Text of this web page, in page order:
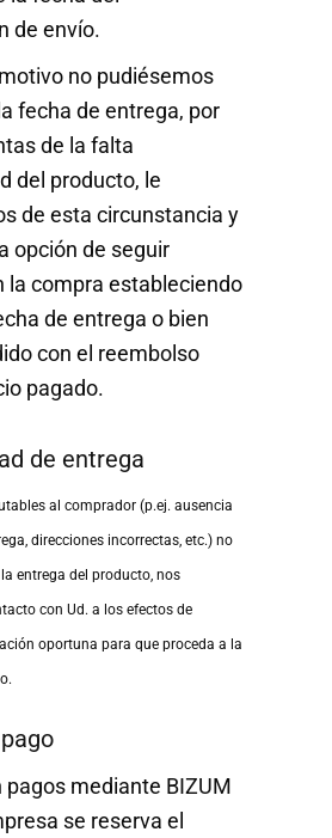
de envío.
no pudiésemos
fecha de entrega, por
de la falta
del producto, le
de esta circunstancia y
opción de seguir
la compra estableciendo
de entrega o bien
con el reembolso
pagado.
de entrega
al comprador (p.ej. ausencia
direcciones incorrectas, etc.) no
entrega del producto, nos
con Ud. a los efectos de
oportuna para que proceda a la
pagos mediante BIZUM
se reserva el